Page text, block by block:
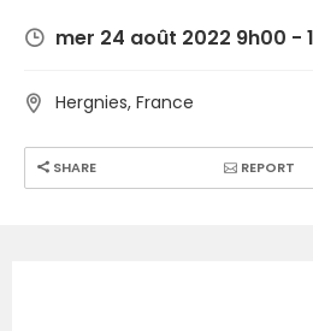
mer 24 août 2022 9h00 -
Hergnies, France
SHARE REPORT